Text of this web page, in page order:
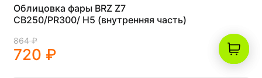
Облицовка фары BRZ Z7
CB250/PR300/ H5 (внутренняя часть)
864 ₽
720 ₽